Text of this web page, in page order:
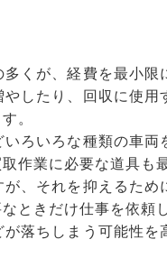
くが、経費を最小
したり、回収に使
。
ろいろな種類の車
作業に必要な道具も
、それを抑えるた
ときだけ仕事を依頼
落ちしまう可能性